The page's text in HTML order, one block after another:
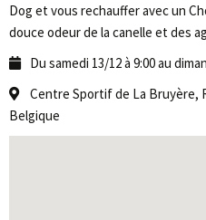
Dog et vous rechauffer avec un
douce odeur de la canelle et des
Du samedi 13/12 à 9:00 au
Centre Sportif de La Bruyère,
Belgique